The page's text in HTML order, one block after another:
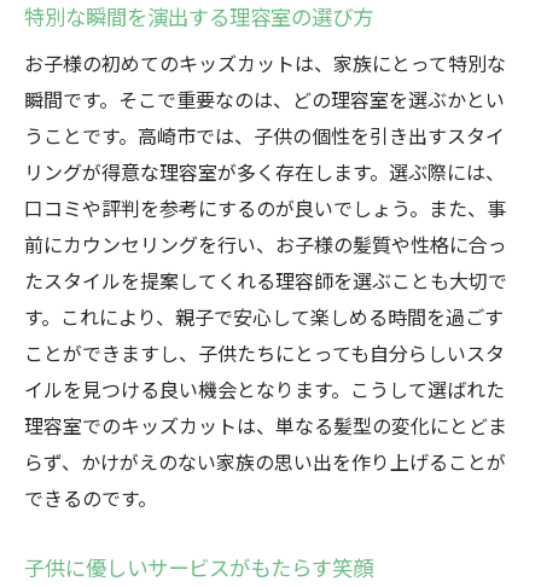
個性を尊重したカットでのびのびと
子供の魅力を最大限に引き出すスタイル
理想のスタイルを叶えるプロの技術
高崎市で体験する特別なカット
親子で楽しむ高崎市のキッズカット体験で素敵
な思い出を
親子で楽しむ理容室の選び方
高崎市で共有するキッズカットの思い出
心温まる親子のひとときを提供
笑顔で楽しむ親子のキッズカット体験
家族で訪れる理容室の楽しみ方
高崎市で親子共にリラックスできる空間
引き出す
特別な瞬間を演出する理容室の選び方
お子様の初めてのキッズカットは、家族にとって特別な
瞬間です。そこで重要なのは、どの理容室を選ぶかとい
うことです。高崎市では、子供の個性を引き出すスタイ
リングが得意な理容室が多く存在します。選ぶ際には、
口コミや評判を参考にするのが良いでしょう。また、事
前にカウンセリングを行い、お子様の髪質や性格に合っ
たスタイルを提案してくれる理容師を選ぶことも大切で
す。これにより、親子で安心して楽しめる時間を過ごす
ことができますし、子供たちにとっても自分らしいスタ
イルを見つける良い機会となります。こうして選ばれた
理容室でのキッズカットは、単なる髪型の変化にとどま
らず、かけがえのない家族の思い出を作り上げることが
できるのです。
子供に優しいサービスがもたらす笑顔